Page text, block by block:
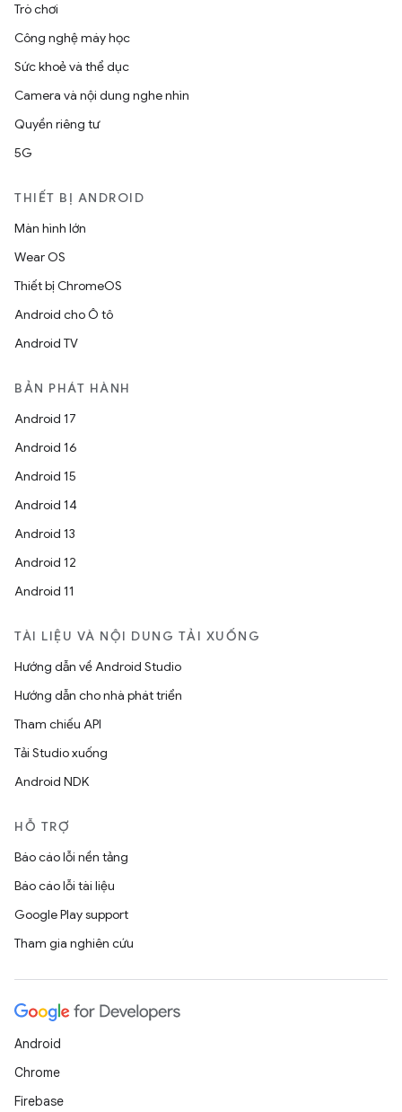
Trò chơi
Công nghệ máy học
Sức khoẻ và thể dục
Camera và nội dung nghe nhìn
Quyền riêng tư
5G
THIẾT BỊ ANDROID
Màn hình lớn
Wear OS
Thiết bị ChromeOS
Android cho Ô tô
Android TV
BẢN PHÁT HÀNH
Android 17
Android 16
Android 15
Android 14
Android 13
Android 12
Android 11
TÀI LIỆU VÀ NỘI DUNG TẢI XUỐNG
Hướng dẫn về Android Studio
Hướng dẫn cho nhà phát triển
Tham chiếu API
Tải Studio xuống
Android NDK
HỖ TRỢ
Báo cáo lỗi nền tảng
Báo cáo lỗi tài liệu
Google Play support
Tham gia nghiên cứu
Android
Chrome
Firebase